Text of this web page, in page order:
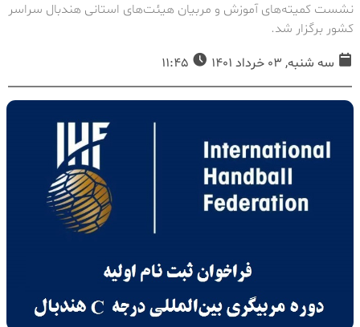
نشست کمیته‌های آموزش و مربیان هیئت‌های استانی هندبال سراسر
کشور برگزار شد.
سه شنبه, 03 خرداد 1401